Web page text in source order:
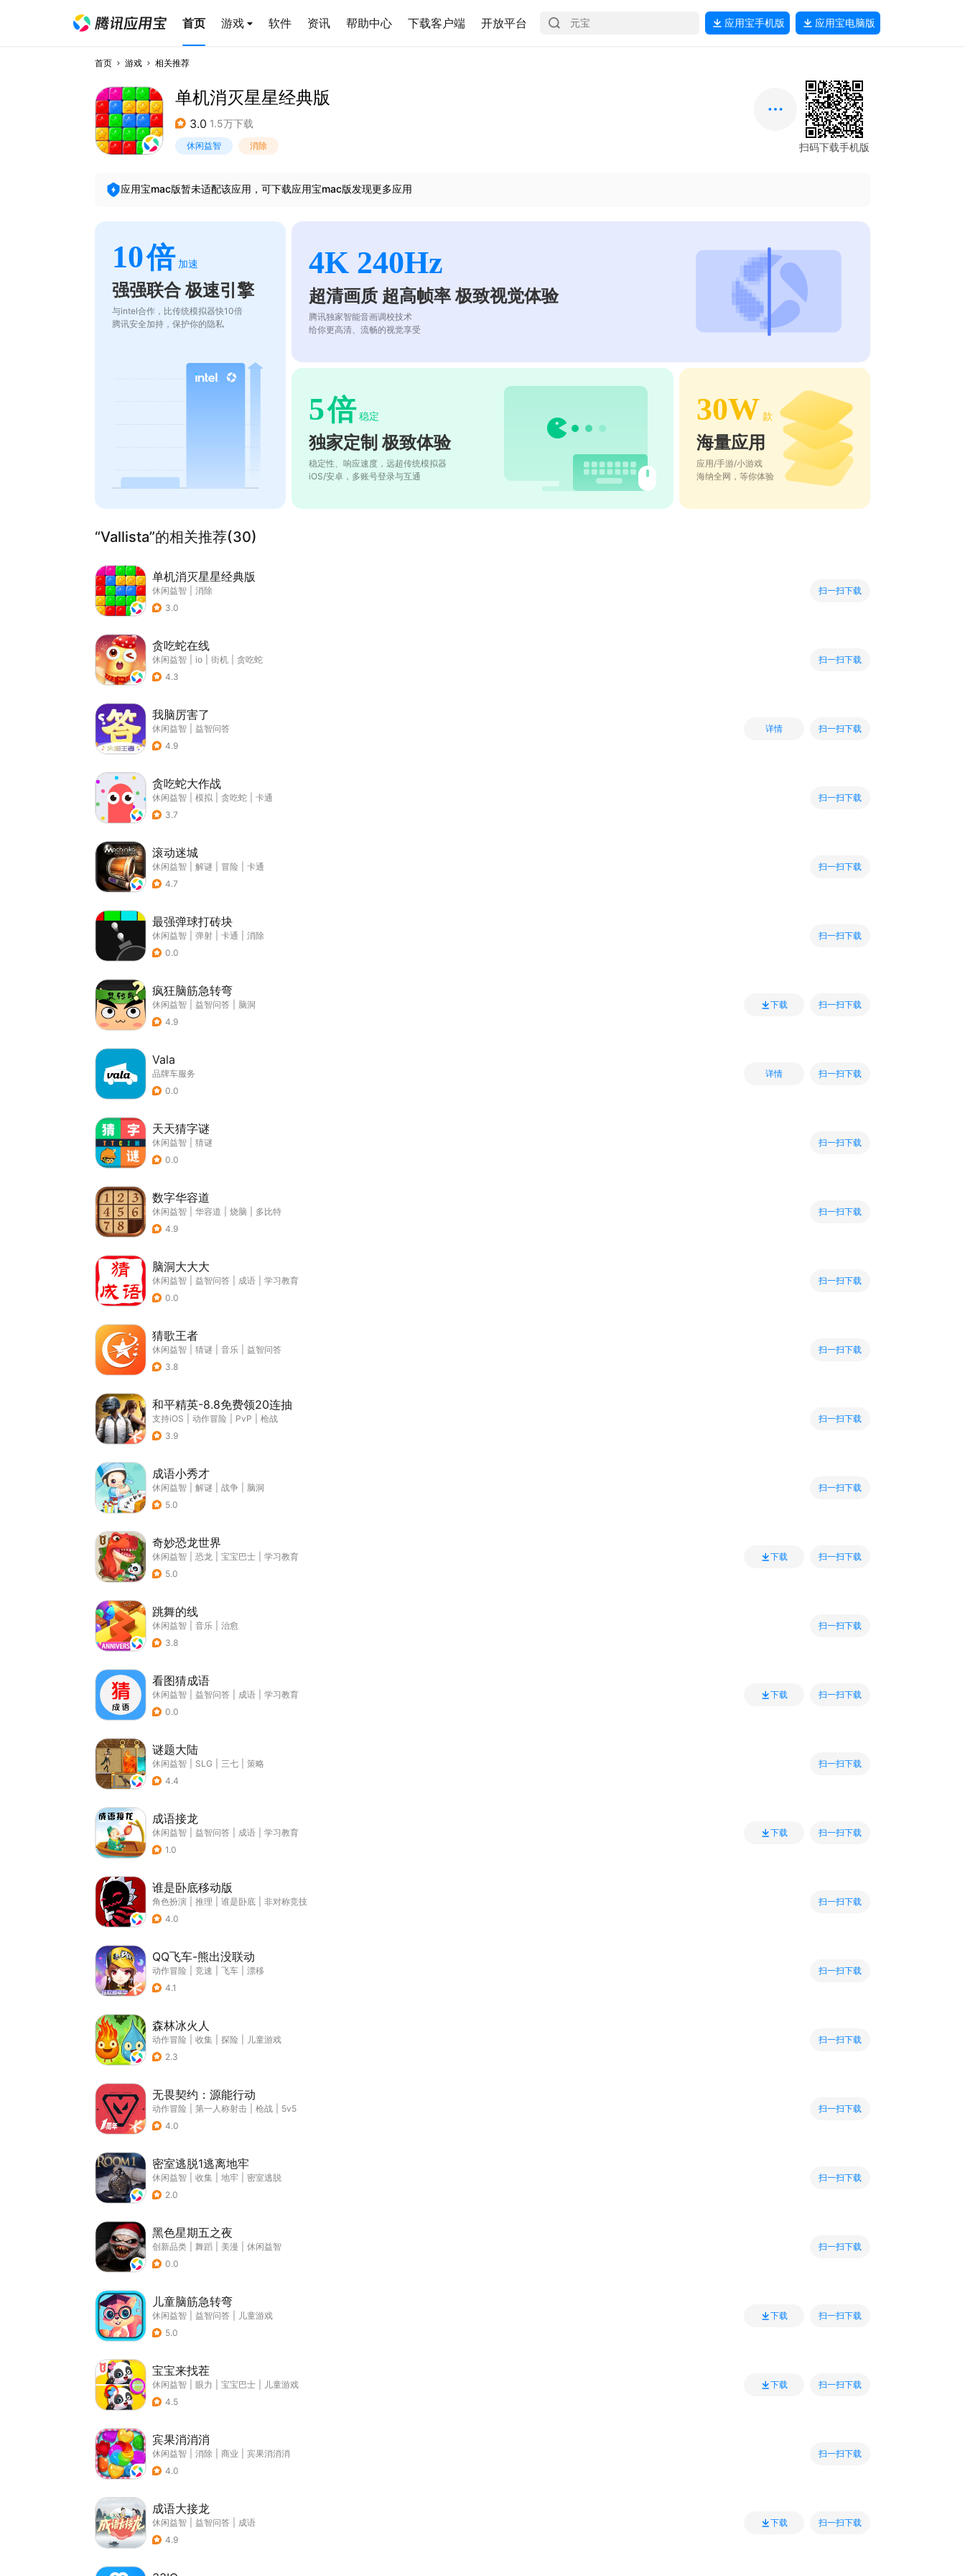
首页 游戏 软件 资讯 帮助中心 下载客户端 开放平台 应用宝手机版 应用宝电脑版
首页 游戏 相关推荐
单机消灭星星经典版
3.0 1.5万下载
休闲益智 消除 扫码下载手机版
应用宝mac版暂未适配该应用，可下载应用宝mac版发现更多应用
10倍 加速
强强联合 极速引擎
与intel合作，比传统模拟器快10倍
腾讯安全加持，保护你的隐私
4K 240Hz
超清画质 超高帧率 极致视觉体验
腾讯独家智能音画调校技术
给你更高清、流畅的视觉享受
5倍 稳定
独家定制 极致体验
稳定性、响应速度，远超传统模拟器
iOS/安卓，多账号登录与互通
30W 款
海量应用
应用/手游/小游戏
海纳全网，等你体验
“Vallista”的相关推荐(30)
单机消灭星星经典版
休闲益智
消除
3.0
扫一扫下载
贪吃蛇在线
休闲益智 io 街机
贪吃蛇
4.3
扫一扫下载
我脑厉害了
休闲益智
益智问答
4.9
详情 扫一扫下载
贪吃蛇大作战
休闲益智 模拟 贪吃蛇
卡通
3.7
扫一扫下载
滚动迷城
休闲益智 解谜 冒险
卡通
4.7
扫一扫下载
最强弹球打砖块
休闲益智 弹射 卡通
消除
0.0
扫一扫下载
疯狂脑筋急转弯
休闲益智 益智问答
脑洞
4.9
下载 扫一扫下载
Vala
品牌车服务
0.0
详情 扫一扫下载
天天猜字谜
休闲益智
猜谜
0.0
扫一扫下载
数字华容道
休闲益智 华容道 烧脑
多比特
4.9
扫一扫下载
脑洞大大大
休闲益智 益智问答 成语
学习教育
0.0
扫一扫下载
猜歌王者
休闲益智 猜谜 音乐
益智问答
3.8
扫一扫下载
和平精英-8.8免费领20连抽
支持iOS 动作冒险 PvP
枪战
3.9
扫一扫下载
成语小秀才
休闲益智 解谜 战争
脑洞
5.0
扫一扫下载
奇妙恐龙世界
休闲益智 恐龙 宝宝巴士
学习教育
5.0
下载 扫一扫下载
跳舞的线
休闲益智 音乐
治愈
3.8
扫一扫下载
看图猜成语
休闲益智 益智问答 成语
学习教育
0.0
下载 扫一扫下载
谜题大陆
休闲益智 SLG 三七
策略
4.4
扫一扫下载
成语接龙
休闲益智 益智问答 成语
学习教育
1.0
下载 扫一扫下载
谁是卧底移动版
角色扮演 推理 谁是卧底
非对称竞技
4.0
扫一扫下载
QQ飞车-熊出没联动
动作冒险 竞速 飞车
漂移
4.1
扫一扫下载
森林冰火人
动作冒险 收集 探险
儿童游戏
2.3
扫一扫下载
无畏契约：源能行动
动作冒险 第一人称射击 枪战
5v5
4.0
扫一扫下载
密室逃脱1逃离地牢
休闲益智 收集 地牢
密室逃脱
2.0
扫一扫下载
黑色星期五之夜
创新品类 舞蹈 美漫
休闲益智
0.0
扫一扫下载
儿童脑筋急转弯
休闲益智 益智问答
儿童游戏
5.0
下载 扫一扫下载
宝宝来找茬
休闲益智 眼力 宝宝巴士
儿童游戏
4.5
下载 扫一扫下载
宾果消消消
休闲益智 消除 商业
宾果消消消
4.0
扫一扫下载
成语大接龙
休闲益智 益智问答
成语
4.9
下载 扫一扫下载